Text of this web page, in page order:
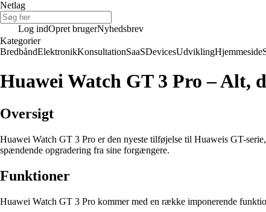
Netlag
Log indOpret brugerNyhedsbrev
Kategorier
BredbåndElektronikKonsultationSaaSDevicesUdviklingHjemmeside
Huawei Watch GT 3 Pro – Alt,
Oversigt
Huawei Watch GT 3 Pro er den nyeste tilføjelse til Huaweis GT-
spændende opgradering fra sine forgængere.
Funktioner
Huawei Watch GT 3 Pro kommer med en række imponerende